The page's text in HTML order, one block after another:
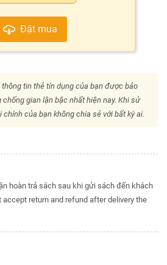
Đặt mua
tin thẻ tín dụng của bạn được bảo
gian lận bậc nhất hiện nay. Khi sử
chính của bạn không chia sẻ với bất kỳ ai.
hoàn trả sách sau khi gửi sách đến khách
accept return and refund after delivery the